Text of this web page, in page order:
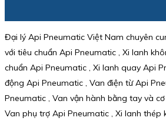
Đại lý Api Pneumatic Việt Nam chuyên
với tiêu chuẩn Api Pneumatic , Xi lanh
chuẩn Api Pneumatic , Xi lanh quay Api
động Api Pneumatic , Van điện từ Api
Pneumatic , Van vận hành bằng tay và
Van phụ trợ Api Pneumatic , Xi lanh thép